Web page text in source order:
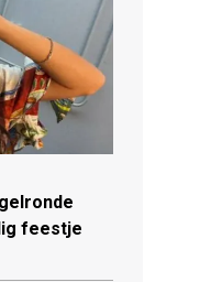
feestje